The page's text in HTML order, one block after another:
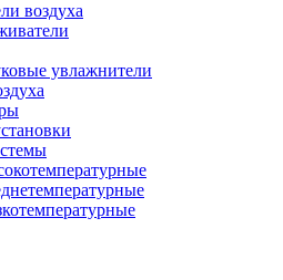
воздуха
увлажнители